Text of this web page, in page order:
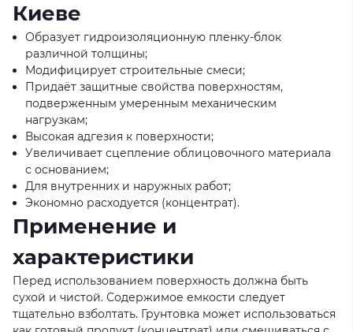
Киеве
Образует гидроизоляционную пленку-блок
различной толщины;
Модифицирует строительные смеси;
Придаёт защитные свойства поверхностям,
подверженным умеренным механическим
нагрузкам;
Высокая адгезия к поверхности;
Увеличивает сцепление облицовочного материала
с основанием;
Для внутренних и наружных работ;
Экономно расходуется (концентрат).
Применение и
характеристики
Перед использованием поверхность должна быть
сухой и чистой. Содержимое емкости следует
тщательно взболтать. Грунтовка может использоваться